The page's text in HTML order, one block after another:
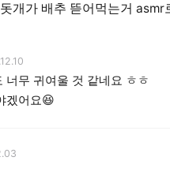
개가 배추 뜯어먹는거 asmr
너무 귀여울 것 같네요 ㅎㅎ
겠어요😆